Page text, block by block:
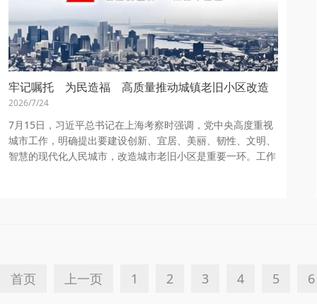
牢记嘱托 为民造福 高质量推动城镇老旧小区改造
2026/7/24
7月15日，习近平总书记在上海考察时强调，党中央高度重视
城市工作，明确提出要建设创新、宜居、美丽、韧性、文明、
智慧的现代化人民城市，改造城市老旧小区是重要一环。工作
首页 上一页 1 2 3 4 5 6